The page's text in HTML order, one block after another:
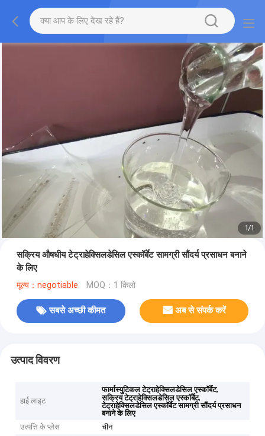
1/1
सक्रिय औषधीय टेट्राहेक्सिलडेसिल एस्कॉर्बेट सामग्री सौंदर्य प्रसाधन बनाने
के लिए
मूल्य：negotiable MOQ：1 किलो
सबसे अच्छी कीमत अब से संपर्क करें
उत्पाद विवरण
हाई लाइट
फार्मास्युटिकल टेट्राहेक्सिलडेसिल एस्कॉर्बेट,
सक्रिय टेट्राहेक्सिलडेसिल एस्कॉर्बेट,
टेट्राहेक्सिलडेसिल एस्कॉर्बेट सामग्री सौंदर्य प्रसाधन
बनाने के लिए
उत्पत्ति के प्लेस
चीन